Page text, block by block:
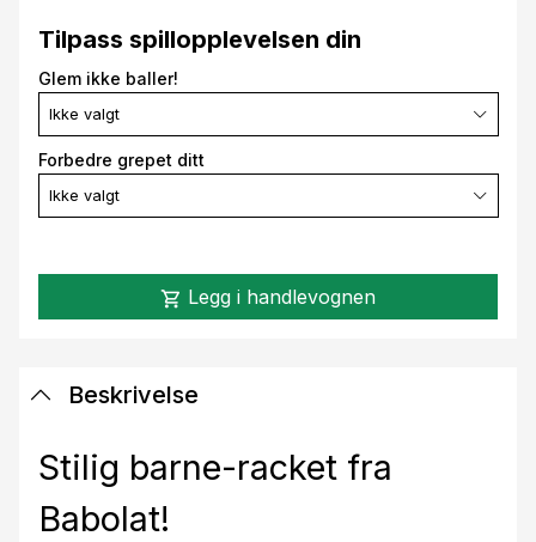
Tilpass spillopplevelsen din
Glem ikke baller!
Ikke valgt
Forbedre grepet ditt
Ikke valgt
shopping_cart Legg i handlevognen
Beskrivelse
Stilig barne-racket fra
Babolat!